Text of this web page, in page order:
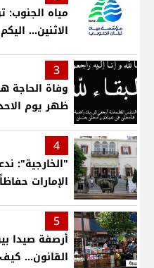
مياه الجنوب:
الاثنين...
3
وفاة الحاجة
ظهر يوم الاحد 9 آب
4
"الخارجية":
الإمارات
5
أرصفة صيدا
القانون...